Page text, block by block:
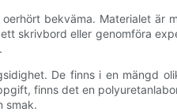
bekväma. Materialet
skrivbord eller genomföra
De finns i en mängd
finns det en
smak.